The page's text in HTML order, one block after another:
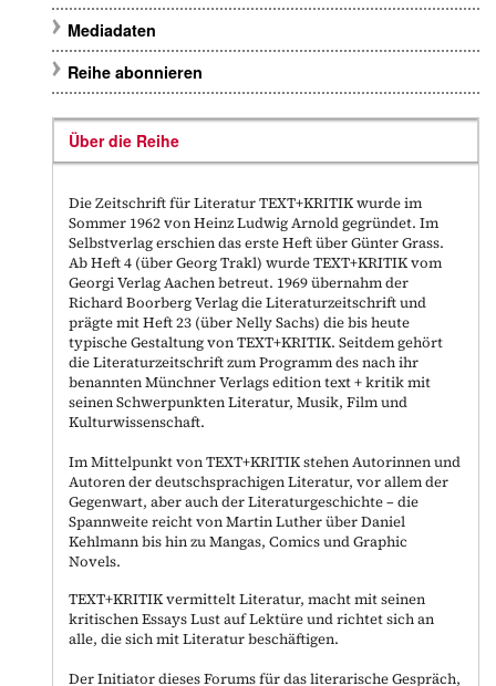
Mediadaten
Reihe abonnieren
Über die Reihe
Die Zeitschrift für Literatur TEXT+KRITIK wurde im
Sommer 1962 von Heinz Ludwig Arnold gegründet. Im
Selbstverlag erschien das erste Heft über Günter Grass.
Ab Heft 4 (über Georg Trakl) wurde TEXT+KRITIK vom
Georgi Verlag Aachen betreut. 1969 übernahm der
Richard Boorberg Verlag die Literaturzeitschrift und
prägte mit Heft 23 (über Nelly Sachs) die bis heute
typische Gestaltung von TEXT+KRITIK. Seitdem gehört
die Literaturzeitschrift zum Programm des nach ihr
benannten Münchner Verlags edition text + kritik mit
seinen Schwerpunkten Literatur, Musik, Film und
Kulturwissenschaft.
Im Mittelpunkt von TEXT+KRITIK stehen Autorinnen und
Autoren der deutschsprachigen Literatur, vor allem der
Gegenwart, aber auch der Literaturgeschichte – die
Spannweite reicht von Martin Luther über Daniel
Kehlmann bis hin zu Mangas, Comics und Graphic
Novels.
TEXT+KRITIK vermittelt Literatur, macht mit seinen
kritischen Essays Lust auf Lektüre und richtet sich an
alle, die sich mit Literatur beschäftigen.
Der Initiator dieses Forums für das literarische Gespräch,